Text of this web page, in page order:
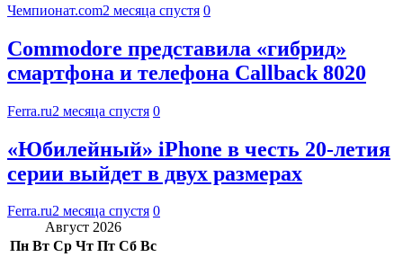
Чемпионат.com2 месяца спустя 0
Commodore представила «гибрид»
смартфона и телефона Callback 8020
Ferra.ru2 месяца спустя 0
«Юбилейный» iPhone в честь 20-летия
серии выйдет в двух размерах
Ferra.ru2 месяца спустя 0
Август 2026
Пн Вт Ср Чт Пт Сб Вс